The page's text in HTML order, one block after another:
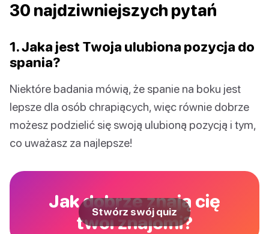
30 najdziwniejszych pytań
1. Jaka jest Twoja ulubiona pozycja do
spania?
Niektóre badania mówią, że spanie na boku jest
lepsze dla osób chrapiących, więc równie dobrze
możesz podzielić się swoją ulubioną pozycją i tym,
co uważasz za najlepsze!
Jak dobrze znają cię
twoi znajomi?
Stwórz swój quiz